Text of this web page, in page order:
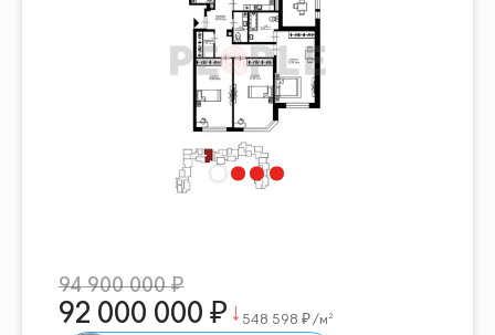
94 900 000
92 000 000 548 598 /м²